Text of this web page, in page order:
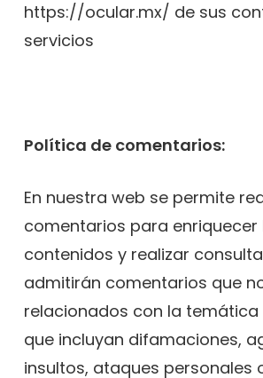
https://ocular.mx/ de sus
servicios
Política de comentarios:
En nuestra web se permite
comentarios para enriquecer
contenidos y realizar
admitirán comentarios que
relacionados con la temática
que incluyan difamaciones,
insultos, ataques personales